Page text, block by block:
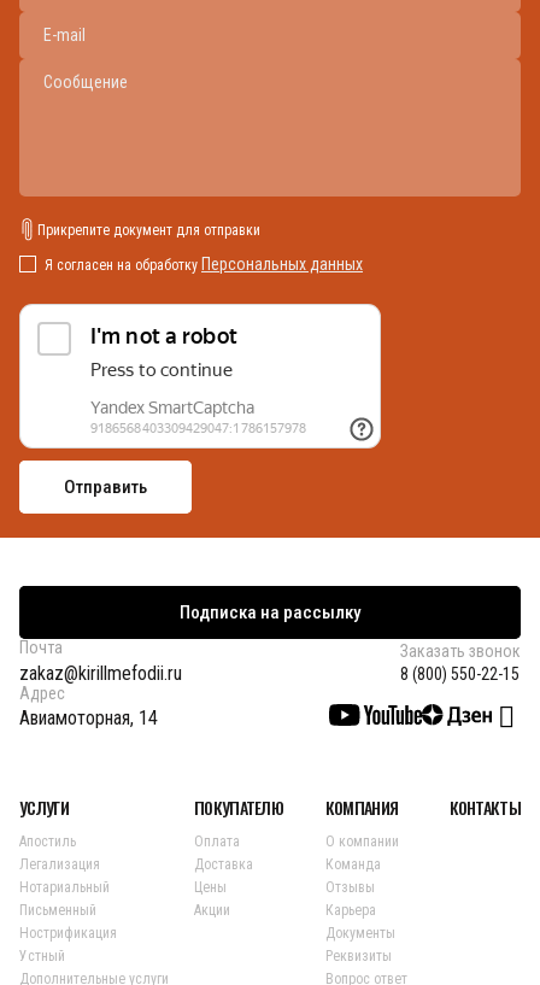
Прикрепите документ для отправки
Я согласен на обработку Персональных данных
Подписка на рассылку
Почта
zakaz@kirillmefodii.ru
Заказать звонок
8 (800) 550-22-15
Адрес
Авиамоторная, 14
УСЛУГИ
Апостиль
Легализация
Нотариальный
Письменный
Нострификация
Устный
Дополнительные услуги
ПОКУПАТЕЛЮ
Оплата
Доставка
Цены
Акции
КОМПАНИЯ
О компании
Команда
Отзывы
Карьера
Документы
Реквизиты
Вопрос ответ
КОНТАКТЫ